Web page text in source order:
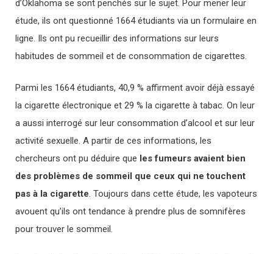
d’Oklahoma se sont penchés sur le sujet. Pour mener leur
étude, ils ont questionné 1664 étudiants via un formulaire en
ligne. Ils ont pu recueillir des informations sur leurs
habitudes de sommeil et de consommation de cigarettes.
Parmi les 1664 étudiants, 40,9 % affirment avoir déjà essayé
la cigarette électronique et 29 % la cigarette à tabac. On leur
a aussi interrogé sur leur consommation d’alcool et sur leur
activité sexuelle. A partir de ces informations, les
chercheurs ont pu déduire que les fumeurs avaient bien
des problèmes de sommeil que ceux qui ne touchent
pas à la cigarette. Toujours dans cette étude, les vapoteurs
avouent qu’ils ont tendance à prendre plus de somnifères
pour trouver le sommeil.